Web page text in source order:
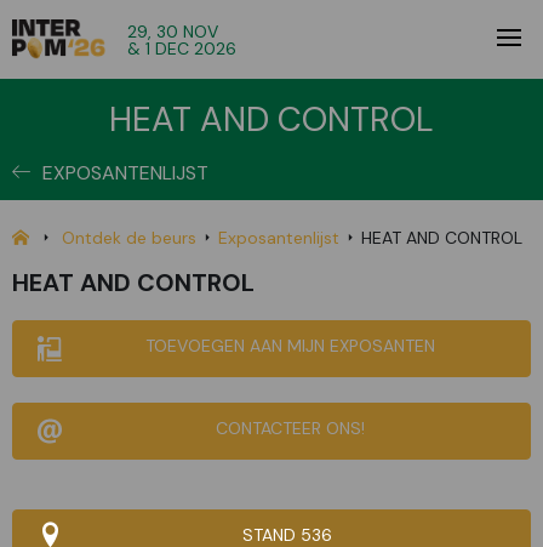
29, 30 NOV
& 1 DEC 2026
HEAT AND CONTROL
EXPOSANTENLIJST
Ontdek de beurs Exposantenlijst HEAT AND CONTROL
HEAT AND CONTROL
TOEVOEGEN AAN MIJN EXPOSANTEN
CONTACTEER ONS!
STAND 536